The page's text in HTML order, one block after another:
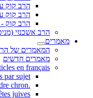
הרב קוק
הרב קוק
הרב קוק -
הרב אשכנזי
מאמרים
המאמרים של
מאמרים חדשים
en français
par sujet
.Articles en français - par ordre chron
juives